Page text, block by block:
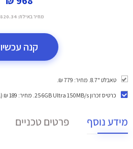
מחיר באילת: 820.34 ₪
קנה עכשיו
טאבלט "8.7. מחיר: 779 ₪.
כרטיס זכרון 256GB Ultra 150MB/s
. מחיר: 189 ₪ (במקום 199 ₪).
מידע נוסף פרטים טכניים